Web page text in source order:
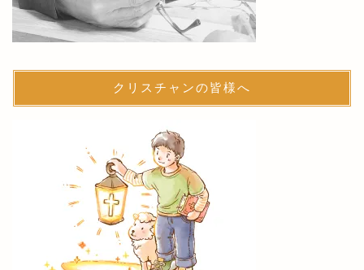
クリスチャンの皆様へ